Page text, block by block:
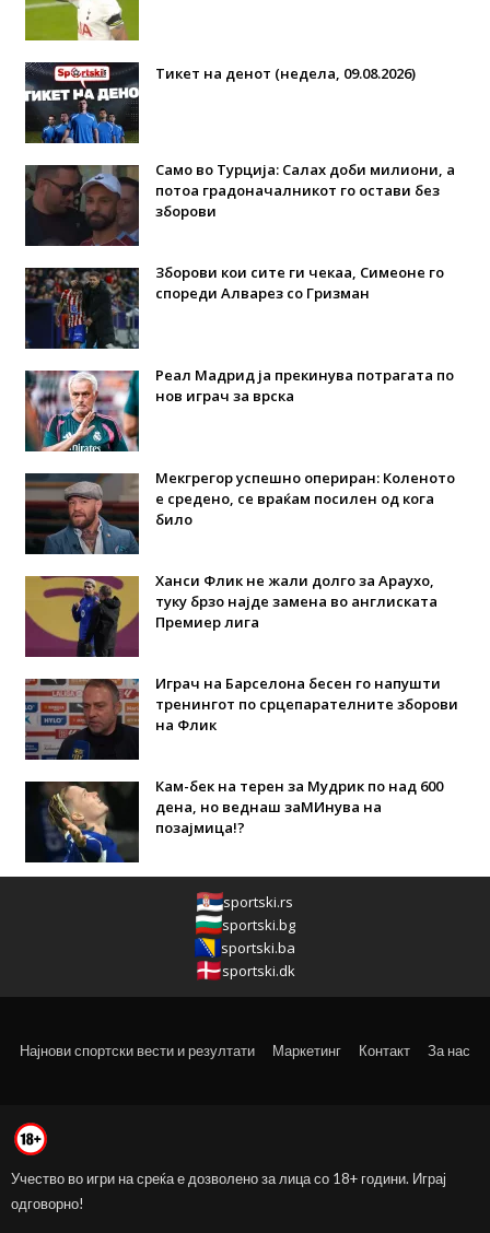
Тикет на денот (недела, 09.08.2026)
Само во Турција: Салах доби милиони, а
потоа градоначалникот го остави без
зборови
Зборови кои сите ги чекаа, Симеоне го
спореди Алварез со Гризман
Реал Мадрид ја прекинува потрагата по
нов играч за врска
Мекгрегор успешно опериран: Коленото
е средено, се враќам посилен од кога
било
Ханси Флик не жали долго за Араухо,
туку брзо најде замена во англиската
Премиер лига
Играч на Барселона бесен го напушти
тренингот по срцепарателните зборови
на Флик
Кам-бек на терен за Мудрик по над 600
дена, но веднаш заМИнува на
позајмица!?
sportski.rs
sportski.bg
sportski.ba
sportski.dk
Најнови спортски вести и резултати Маркетинг Контакт За нас
Учество во игри на среќа е дозволено за лица со 18+ години. Играј
одговорно!